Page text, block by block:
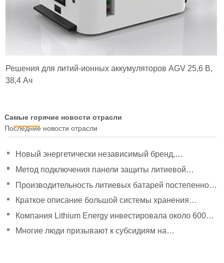
Решения для литий-ионных аккумуляторов AGV 25,6 В,
38,4 Ач
Самые горячие новости отрасли
Последние новости отрасли
Новый энергетически независимый бренд,
направленный на политическое руководство, чтобы
удвоить свое давление
Метод подключения панели защиты литиевой
батареи
Производительность литиевых батарей постепенно
улучшилась.
Краткое описание большой системы хранения
энергии Tesla Powerpack
Компания Lithium Energy инвестировала около 600
миллионов юаней в создание дочерних компаний.
Многие люди призывают к субсидиям на